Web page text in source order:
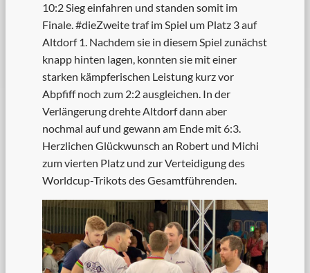
10:2 Sieg einfahren und standen somit im
Finale. #dieZweite traf im Spiel um Platz 3 auf
Altdorf 1. Nachdem sie in diesem Spiel zunächst
knapp hinten lagen, konnten sie mit einer
starken kämpferischen Leistung kurz vor
Abpfiff noch zum 2:2 ausgleichen. In der
Verlängerung drehte Altdorf dann aber
nochmal auf und gewann am Ende mit 6:3.
Herzlichen Glückwunsch an Robert und Michi
zum vierten Platz und zur Verteidigung des
Worldcup-Trikots des Gesamtführenden.